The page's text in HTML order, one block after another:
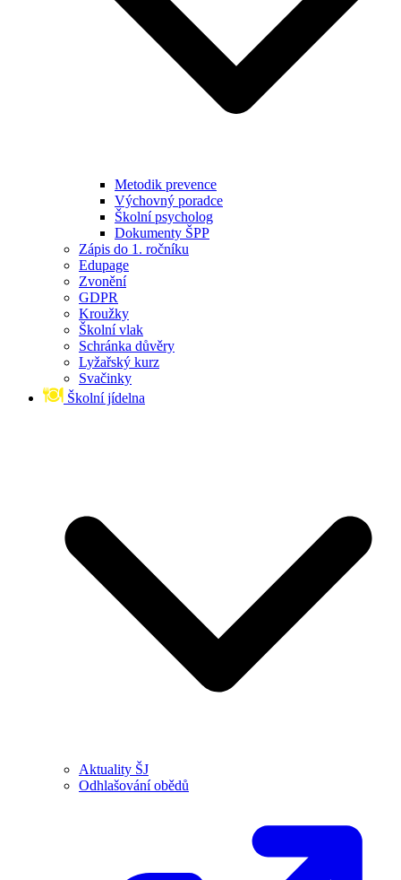
Metodik prevence
Výchovný poradce
Školní psycholog
Dokumenty ŠPP
Zápis do 1. ročníku
Edupage
Zvonění
GDPR
Kroužky
Školní vlak
Schránka důvěry
Lyžařský kurz
Svačinky
Školní jídelna
Aktuality ŠJ
Odhlašování obědů